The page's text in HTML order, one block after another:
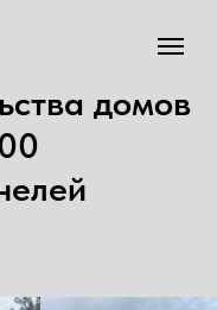
домов